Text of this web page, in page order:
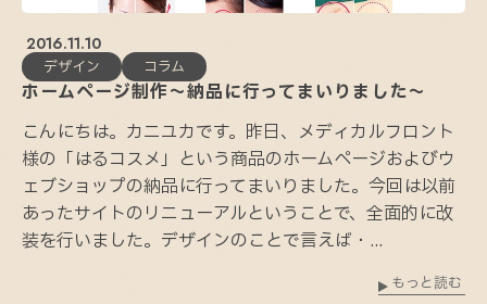
ホームページ制作〜納品に行ってまいりました〜
2016.11.10
デザイン
コラム
こんにちは。カニユカです。昨日、メディカルフロント
様の「はるコスメ」という商品のホームページおよびウ
ェブショップの納品に行ってまいりました。今回は以前
あったサイトのリニューアルということで、全面的に改
装を行いました。デザインのことで言えば・...
もっと読む